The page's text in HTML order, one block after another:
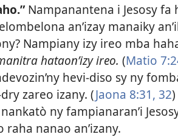
Nampanantena i Jesosy fa
an’izay manaiky
Nampiany izy ireo mba
hataon’izy ireo. (Matio
hevi-diso sy ny
zareo izany. (Jaona 8:31, 32
ny fampianaran’i
nanao an’izany.